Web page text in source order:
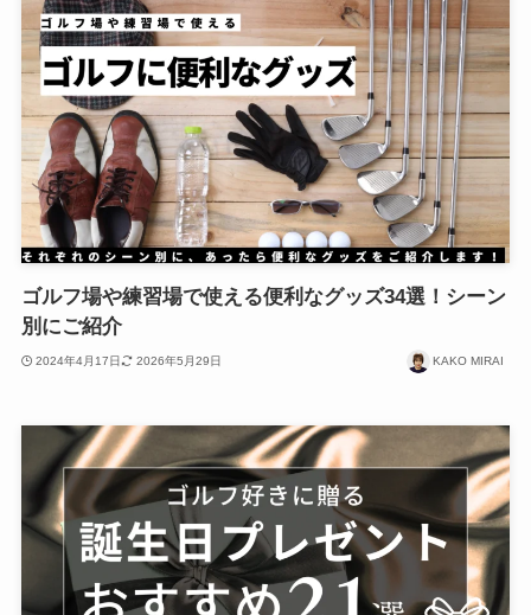
ゴルフ場や練習場で使える便利なグッズ34選！シーン
別にご紹介
2024年4月17日 2026年5月29日 KAKO MIRAI